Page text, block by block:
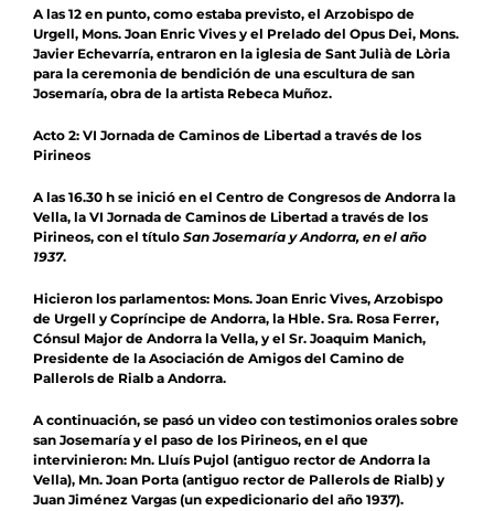
A las 12 en punto, como estaba previsto, el Arzobispo de
Urgell, Mons. Joan Enric Vives y el Prelado del Opus Dei, Mons.
Javier Echevarría, entraron en la iglesia de Sant Julià de Lòria
para la ceremonia de bendición de una escultura de san
Josemaría, obra de la artista Rebeca Muñoz.
Acto 2: VI Jornada de Caminos de Libertad a través de los
Pirineos
A las 16.30 h se inició en el Centro de Congresos de Andorra la
Vella, la VI Jornada de Caminos de Libertad a través de los
Pirineos, con el título San Josemaría y Andorra, en el año
1937.
Hicieron los parlamentos: Mons. Joan Enric Vives, Arzobispo
de Urgell y Copríncipe de Andorra, la Hble. Sra. Rosa Ferrer,
Cónsul Major de Andorra la Vella, y el Sr. Joaquim Manich,
Presidente de la Asociación de Amigos del Camino de
Pallerols de Rialb a Andorra.
A continuación, se pasó un video con testimonios orales sobre
san Josemaría y el paso de los Pirineos, en el que
intervinieron: Mn. Lluís Pujol (antiguo rector de Andorra la
Vella), Mn. Joan Porta (antiguo rector de Pallerols de Rialb) y
Juan Jiménez Vargas (un expedicionario del año 1937).